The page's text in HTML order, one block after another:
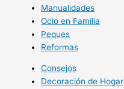
Manualidades
Ocio en Familia
Peques
Reformas
Consejos
Decoración de Hogar